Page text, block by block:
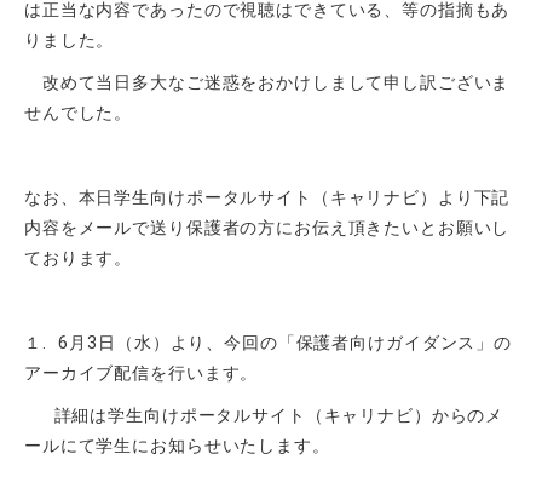
は正当な内容であったので視聴はできている、等の指摘もあ
りました。
改めて当日多大なご迷惑をおかけしまして申し訳ございま
せんでした。
なお、本日学生向けポータルサイト（キャリナビ）より下記
内容をメールで送り保護者の方にお伝え頂きたいとお願いし
ております。
１ . 6 月3 日（水）より、今回の「保護者向けガイダンス」の
アーカイブ配信を行います。
詳細は学生向けポータルサイト（キャリナビ）からのメ
ールにて学生にお知らせいたします。